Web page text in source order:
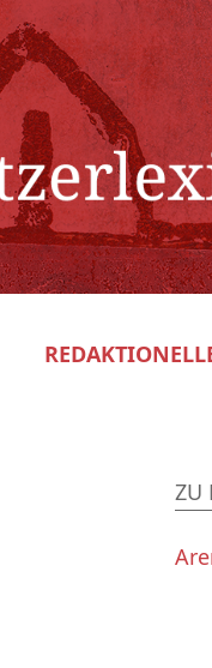
ZU